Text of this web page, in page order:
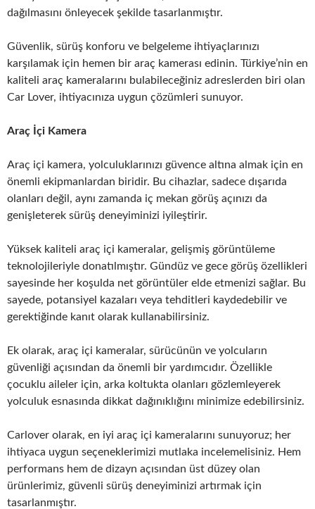
dağılmasını önleyecek şekilde tasarlanmıştır.
Güvenlik, sürüş konforu ve belgeleme ihtiyaçlarınızı
karşılamak için hemen bir araç kamerası edinin. Türkiye’nin en
kaliteli araç kameralarını bulabileceğiniz adreslerden biri olan
Car Lover, ihtiyacınıza uygun çözümleri sunuyor.
Araç İçi Kamera
Araç içi kamera, yolculuklarınızı güvence altına almak için en
önemli ekipmanlardan biridir. Bu cihazlar, sadece dışarıda
olanları değil, aynı zamanda iç mekan görüş açınızı da
genişleterek sürüş deneyiminizi iyileştirir.
Yüksek kaliteli araç içi kameralar, gelişmiş görüntüleme
teknolojileriyle donatılmıştır. Gündüz ve gece görüş özellikleri
sayesinde her koşulda net görüntüler elde etmenizi sağlar. Bu
sayede, potansiyel kazaları veya tehditleri kaydedebilir ve
gerektiğinde kanıt olarak kullanabilirsiniz.
Ek olarak, araç içi kameralar, sürücünün ve yolcuların
güvenliği açısından da önemli bir yardımcıdır. Özellikle
çocuklu aileler için, arka koltukta olanları gözlemleyerek
yolculuk esnasında dikkat dağınıklığını minimize edebilirsiniz.
Carlover olarak, en iyi araç içi kameralarını sunuyoruz; her
ihtiyaca uygun seçeneklerimizi mutlaka incelemelisiniz. Hem
performans hem de dizayn açısından üst düzey olan
ürünlerimiz, güvenli sürüş deneyiminizi artırmak için
tasarlanmıştır.